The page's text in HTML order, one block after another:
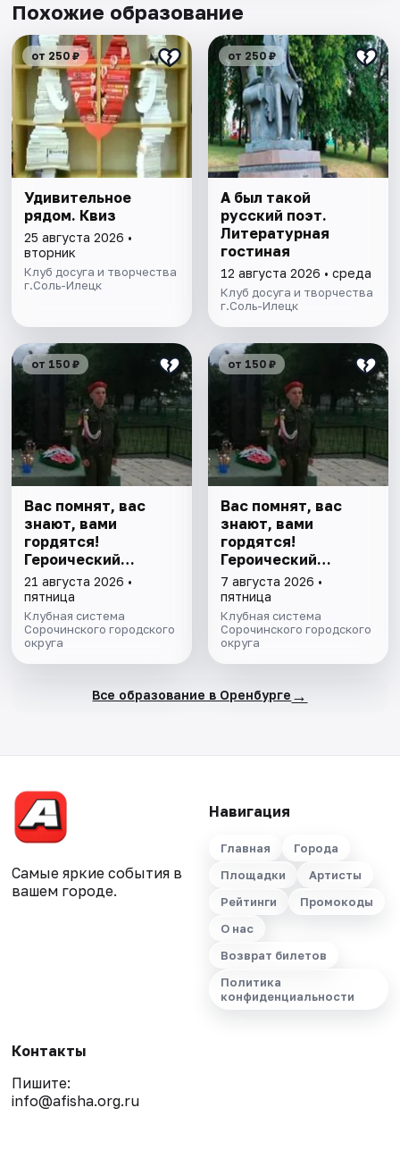
Похожие образование
от 250 ₽
Удивительное
рядом. Квиз
25 августа 2026 •
вторник
Клуб досуга и творчества
г.Соль-Илецк
от 250 ₽
А был такой
русский поэт.
Литературная
гостиная
12 августа 2026 • среда
Клуб досуга и творчества
г.Соль-Илецк
от 150 ₽
Вас помнят, вас
знают, вами
гордятся!
Героический
экскурс
21 августа 2026 •
пятница
Клубная система
Сорочинского городского
округа
от 150 ₽
Вас помнят, вас
знают, вами
гордятся!
Героический
экскурс
7 августа 2026 •
пятница
Клубная система
Сорочинского городского
округа
Все образование в Оренбурге →
Самые яркие события в
вашем городе.
Навигация
Главная
Города
Площадки
Артисты
Рейтинги
Промокоды
О нас
Возврат билетов
Политика
конфиденциальности
Контакты
Пишите:
info@afisha.org.ru